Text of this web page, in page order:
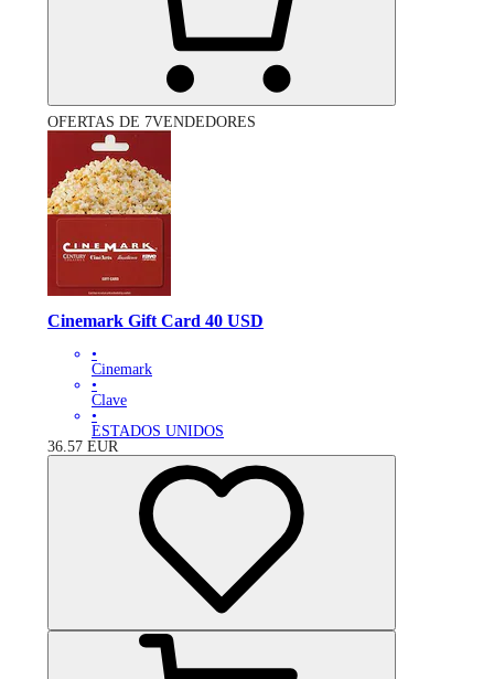
OFERTAS DE 7VENDEDORES
Cinemark Gift Card 40 USD
•
Cinemark
•
Clave
•
ESTADOS UNIDOS
36.57 EUR